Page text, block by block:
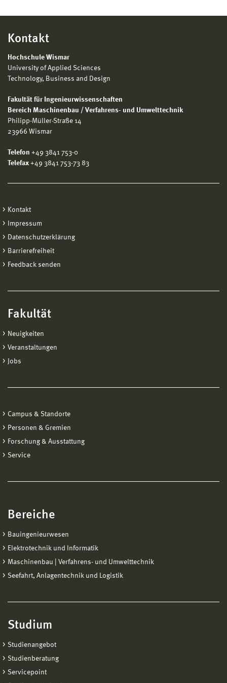
Kontakt
Hochschule Wismar
University of Applied Sciences
Technology, Business and Design
Fakultät für Ingenieurwissenschaften
Bereich Maschinenbau / Verfahrens- und Umwelttechnik
Philipp-Müller-Straße 14
23966 Wismar
Telefon +49 3841 753-0
Telefax +49 3841 753-73 83
Kontakt
Impressum
Datenschutzerklärung
Barrierefreiheit
Feedback senden
Fakultät
Neuigkeiten
Veranstaltungen
Jobs
Campus & Standorte
Personen & Gremien
Forschung & Ausstattung
Service
Bereiche
Bauingenieurwesen
Elektrotechnik und Informatik
Maschinenbau | Verfahrens- und Umwelttechnik
Seefahrt, Anlagentechnik und Logistik
Studium
Studienangebot
Studienberatung
Servicepoint